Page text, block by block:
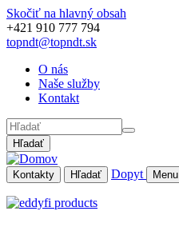
Skočiť na hlavný obsah
+421 910 777 794
topndt@topndt.sk
O nás
Naše služby
Kontakt
Hľadať
Kontakty Hľadať Dopyt Menu